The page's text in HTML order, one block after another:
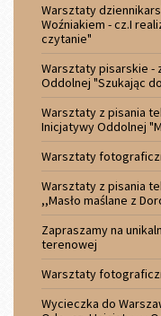
Warsztaty
Woźniakiem - cz.I
czytanie"
Warsztaty pisarskie -
Oddolnej "Szukając
Warsztaty z pisania
Inicjatywy Oddolnej
Warsztaty
Warsztaty z pisania
,,Masło maślane z
Zapraszamy na
terenowej
Warsztaty
Wycieczka do